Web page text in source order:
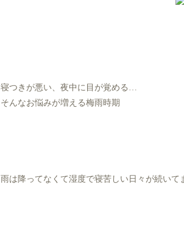
寝つきが悪い、夜中に目が覚める…
そんなお悩みが増える梅雨時期
雨は降ってなくて湿度で寝苦しい日々が続いて